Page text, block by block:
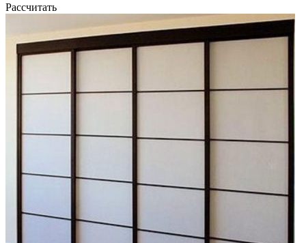
Рассчитать